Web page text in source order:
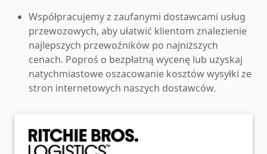
Współpracujemy z zaufanymi dostawcami usług
przewozowych, aby ułatwić klientom znalezienie
najlepszych przewoźników po najniższych
cenach. Poproś o bezpłatną wycenę lub uzyskaj
natychmiastowe oszacowanie kosztów wysyłki ze
stron internetowych naszych dostawców.